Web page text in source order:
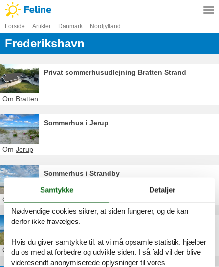
Forside Artikler Danmark Nordjylland
Frederikshavn
Privat sommerhusudlejning Bratten Strand
Om Bratten
Sommerhus i Jerup
Om Jerup
Sommerhus i Strandby
Om
Sommerhus i Bratten
OmBratten
Samtykke Detaljer
Nødvendige cookies sikrer, at siden fungerer, og de kan
derfor ikke fravælges.
Hvis du giver samtykke til, at vi må opsamle statistik, hjælper
du os med at forbedre og udvikle siden. I så fald vil der blive
videresendt anonymiserede oplysninger til vores